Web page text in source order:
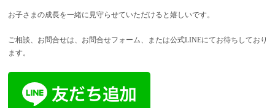
お子さまの成長を一緒に見守らせていただけると嬉しいです。
ご相談、お問合せは、お問合せフォーム、または公式LINEにてお待ちしており
ます。